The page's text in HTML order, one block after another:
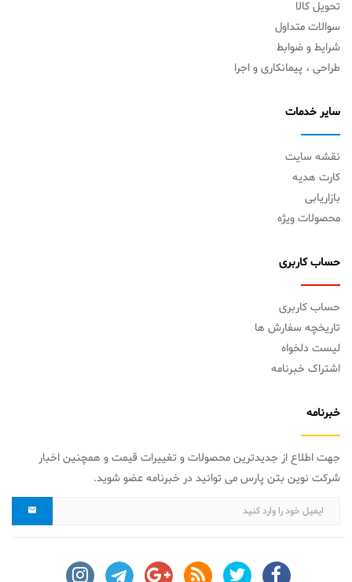
تحویل کالا
سوالات متداول
شرایط و ضوابط
طراحی ، پیمانکاری و اجرا
سایر خدمات
نقشه سایت
کارت هدیه
بازاریابی
محصولات ویژه
حساب کاربری
حساب کاربری
تاریخچه سفارش ها
لیست دلخواه
اشتراک خبرنامه
خبرنامه
جهت اطلاع از جدیدترین محصولات و تغییرات قیمت و همچنین اخبار
شرکت نوین بتن پارس می توانید در خبرنامه عضو شوید.